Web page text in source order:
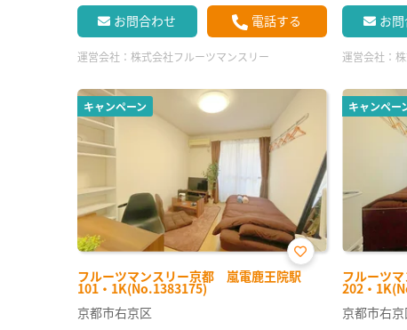
お問合わせ 電話する
運営会社： 株式会社フルーツマンスリー
お
運営会社：
キャンペーン
フルーツマンスリー京都 嵐電鹿王院駅
101・1K(No.1383175)
お気
に入
京都市右京区
キャンペー
フルーツ
202・
京都市右京